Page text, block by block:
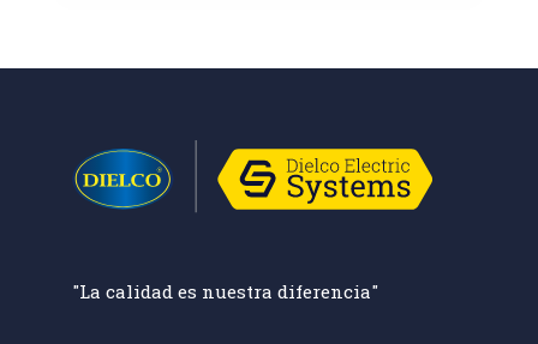
"La calidad es nuestra diferencia"